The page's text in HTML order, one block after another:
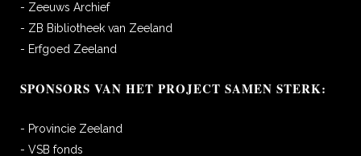
- Zeeuws Archief
- ZB Bibliotheek van Zeeland
- Erfgoed Zeeland
SPONSORS VAN HET PROJECT SAMEN STERK:
- Provincie Zeeland
- VSB fonds